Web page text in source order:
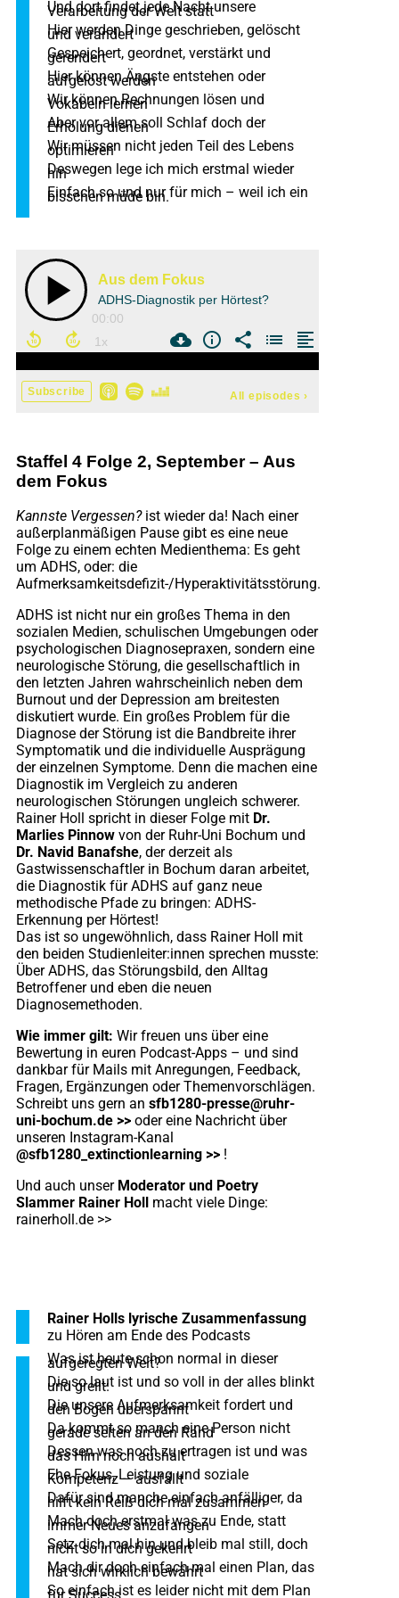
Und dort findet jede Nacht unsere
Verarbeitung der Welt statt
Hier werden Dinge geschrieben, gelöscht
und verändert
Gespeichert, geordnet, verstärkt und
gerendert
Hier können Ängste entstehen oder
aufgelöst werden
Wir können Rechnungen lösen und
Vokabeln lernen
Aber vor allem soll Schlaf doch der
Erholung dienen
Wir müssen nicht jeden Teil des Lebens
optimieren
Deswegen lege ich mich erstmal wieder
hin
Einfach so und nur für mich – weil ich ein
bisschen müde bin.
Staffel 4 Folge 2, September– Aus
dem Fokus
Kannste Vergessen?ist wieder da! Nach einer
außerplanmäßigen Pause gibt es eine neue
Folge zu einem echten Medienthema: Es geht
um ADHS, oder: die
Aufmerksamkeitsdefizit-/Hyperaktivitätsstörung.
ADHS ist nicht nur ein großes Thema in den
sozialen Medien, schulischen Umgebungen oder
psychologischen Diagnosepraxen, sondern eine
neurologische Störung, die gesellschaftlich in
den letzten Jahren wahrscheinlich neben dem
Burnout und der Depression am breitesten
diskutiert wurde. Ein großes Problem für die
Diagnose der Störung ist die Bandbreite ihrer
Symptomatik und die individuelle Ausprägung
der einzelnen Symptome. Denn die machen eine
Diagnostik im Vergleich zu anderen
neurologischen Störungen ungleich schwerer.
Rainer Holl spricht in dieser Folge mit Dr.
Marlies Pinnow von der Ruhr-Uni Bochum und
Dr. Navid Banafshe, der derzeit als
Gastwissenschaftler in Bochum daran arbeitet,
die Diagnostik für ADHS auf ganz neue
methodische Pfade zu bringen: ADHS-
Erkennung per Hörtest!
Das ist so ungewöhnlich, dass Rainer Holl mit
den beiden Studienleiter:innen sprechen musste:
Über ADHS, das Störungsbild, den Alltag
Betroffener und eben die neuen
Diagnosemethoden.
Wie immer gilt: Wir freuen uns über eine
Bewertung in euren Podcast-Apps – und sind
dankbar für Mails mit Anregungen, Feedback,
Fragen, Ergänzungen oder Themenvorschlägen.
Schreibt uns gern an sfb1280-presse@ruhr-
uni-bochum.de >> oder eine Nachricht über
unseren Instagram-Kanal
@sfb1280_extinctionlearning >> !
Und auch unser Moderator und Poetry
Slammer Rainer Holl
macht viele Dinge:
rainerholl.de >>
Rainer Holls lyrische Zusammenfassung
zu Hören am Ende des Podcasts
Was ist heute schon normal in dieser
aufgeregten Welt?
Die so laut ist und so voll in der alles blinkt
und grellt.
Die unsere Aufmerksamkeit fordert und
den Bogen überspannt
Da kommt so manch eine Person nicht
gerade selten an den Rand
Dessen was noch zu ertragen ist und was
das Hirn noch aushält
Ehe Fokus, Leistung und soziale
Kompetenz – ausfällt
Dafür sind manche einfach anfälliger, da
hilft kein Reiß dich mal zusammen
Mach doch erstmal was zu Ende, statt
immer Neues anzufangen
Setz dich mal hin und bleib mal still, doch
nicht so in dich gekehrt
Mach dir doch einfach mal einen Plan, das
hat sich wirklich bewährt
So einfach ist es leider nicht mit dem Plan